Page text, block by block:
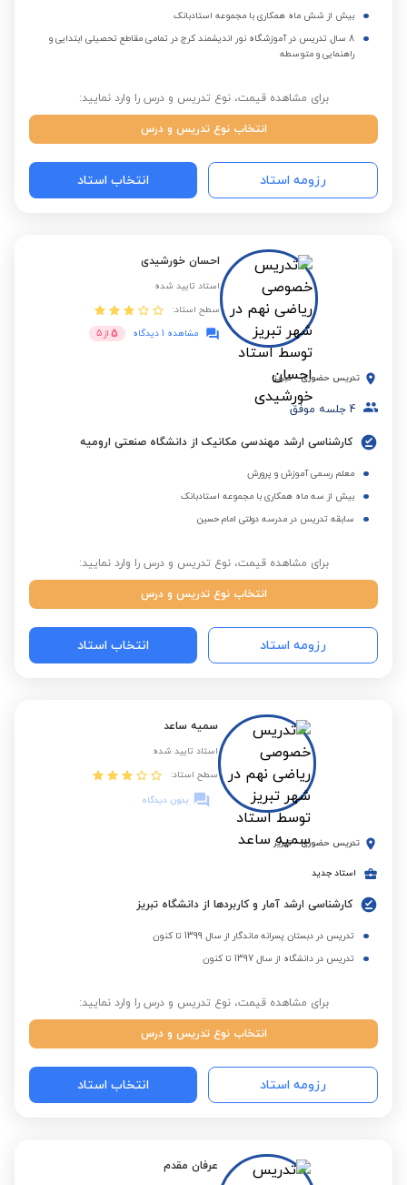
بیش از شش ماه همکاری با مجموعه استادبانک
8 سال تدریس در آموزشگاه نور اندیشمند کرج در تمامی مقاطع تحصیلی ابتدایی و
راهنمایی و متوسطه
برای مشاهده قیمت، نوع تدریس و درس را وارد نمایید:
انتخاب نوع تدریس و درس
رزومه استاد انتخاب استاد
احسان خورشیدی
استاد تایید شده
سطح استاد:
مشاهده 1 دیدگاه
5 از 5
تدریس حضوری - تبریز
4 جلسه موفق
کارشناسی ارشد مهندسی مکانیک از دانشگاه صنعتی ارومیه
معلم رسمی آموزش و پرورش
بیش از سه ماه همکاری با مجموعه استادبانک
سابقه تدریس در مدرسه دولتی امام حسین
برای مشاهده قیمت، نوع تدریس و درس را وارد نمایید:
انتخاب نوع تدریس و درس
رزومه استاد انتخاب استاد
سمیه ساعد
استاد تایید شده
سطح استاد:
بدون دیدگاه
تدریس حضوری - تبریز
استاد جدید
کارشناسی ارشد آمار و کاربردها از دانشگاه تبریز
تدریس در دبستان پسرانه ماندگار از سال 1399 تا کنون
تدریس در دانشگاه از سال 1397 تا کنون
برای مشاهده قیمت، نوع تدریس و درس را وارد نمایید:
انتخاب نوع تدریس و درس
رزومه استاد انتخاب استاد
عرفان مقدم